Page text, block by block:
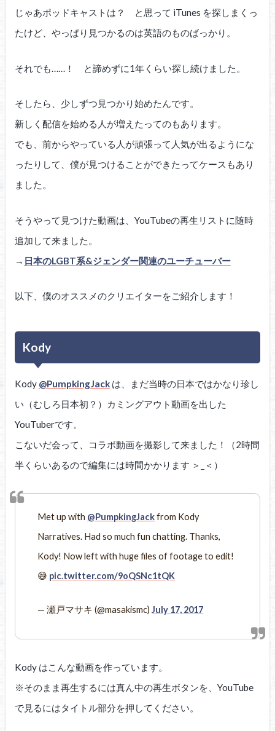
じゃあポッドキャストは？ と思って iTunes を探しまくっ
たけど、やっぱり見つかるのは英語のものばっかり。
それでも……！ と諦めずに1年くらい探し続けました。
そしたら、少しずつ見つかり始めたんです。
新しく配信を始める人が増えたってのもあります。
でも、前からやっている人が頑張って人気が出るようにな
ったりして、僕が見つけることができたってケースもあり
ました。
そうやって見つけた動画は、YouTubeの再生リストに随時
追加して来ました。
→ 日本のLGBT系&ジェンダー関連のユーチューバー
以下、僕のオススメのクリエイターをご紹介します！
Kody
Kody @PumpkingJackは、まだ当時の日本ではかなり珍し
い（むしろ日本初？）カミングアウト動画を出した
YouTuberです。
こないだ会って、コラボ動画を撮影して来ました！（2時間
半くらいあるので編集には時間かかります ＞_＜）
Met up with @PumpkingJackfrom Kody
Narratives. Had so much fun chatting. Thanks,
Kody! Now left with huge files of footage to edit!
😅 pic.twitter.com/9oQSNc1tQK
— 瀬戸マサキ (@masakismc)July 17, 2017
Kody はこんな動画を作っています。
※そのまま再生するには真ん中の再生ボタンを、YouTube
で見るにはタイトル部分を押してください。